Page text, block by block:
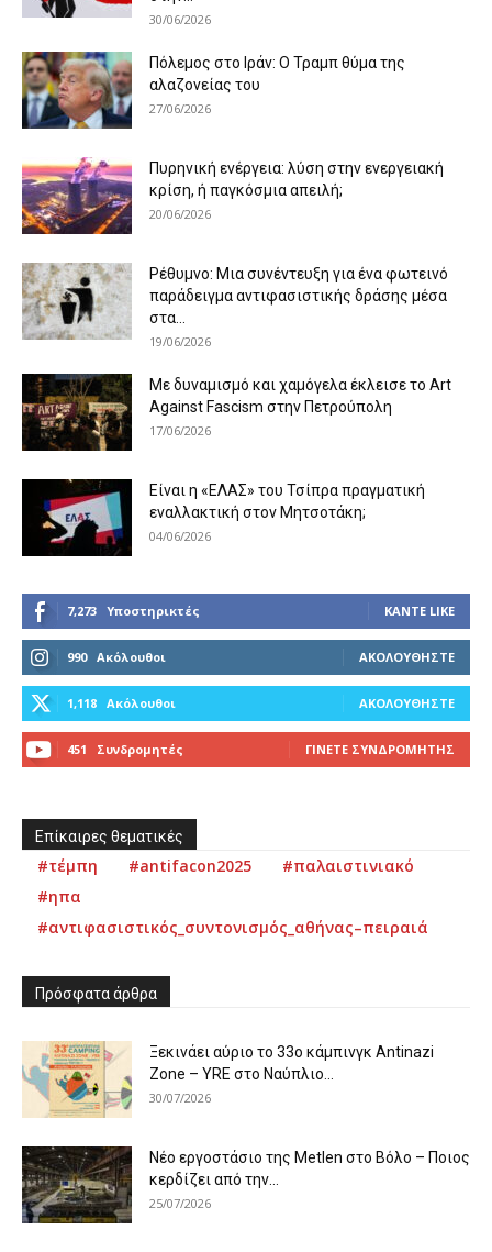
30/06/2026
Πόλεμος στο Ιράν: Ο Τραμπ θύμα της
αλαζονείας του
27/06/2026
Πυρηνική ενέργεια: λύση στην ενεργειακή
κρίση, ή παγκόσμια απειλή;
20/06/2026
Ρέθυμνο: Μια συνέντευξη για ένα φωτεινό
παράδειγμα αντιφασιστικής δράσης μέσα
στα...
19/06/2026
Με δυναμισμό και χαμόγελα έκλεισε το Art
Against Fascism στην Πετρούπολη
17/06/2026
Είναι η «ΕΛΑΣ» του Τσίπρα πραγματική
εναλλακτική στον Μητσοτάκη;
04/06/2026
7,273 Υποστηρικτές ΚΆΝΤΕ LIKE
990 Ακόλουθοι ΑΚΟΛΟΥΘΉΣΤΕ
1,118 Ακόλουθοι ΑΚΟΛΟΥΘΉΣΤΕ
451 Συνδρομητές ΓΊΝΕΤΕ ΣΥΝΔΡΟΜΗΤΉΣ
Επίκαιρες θεματικές
#τέμπη #antifacon2025
#παλαιστινιακό
#ηπα
#αντιφασιστικός_συντονισμός_αθήνας–πειραιά
Πρόσφατα άρθρα
Ξεκινάει αύριο το 33ο κάμπινγκ Antinazi
Zone – YRE στο Ναύπλιο...
30/07/2026
Νέο εργοστάσιο της Metlen στο Βόλο – Ποιος
κερδίζει από την...
25/07/2026